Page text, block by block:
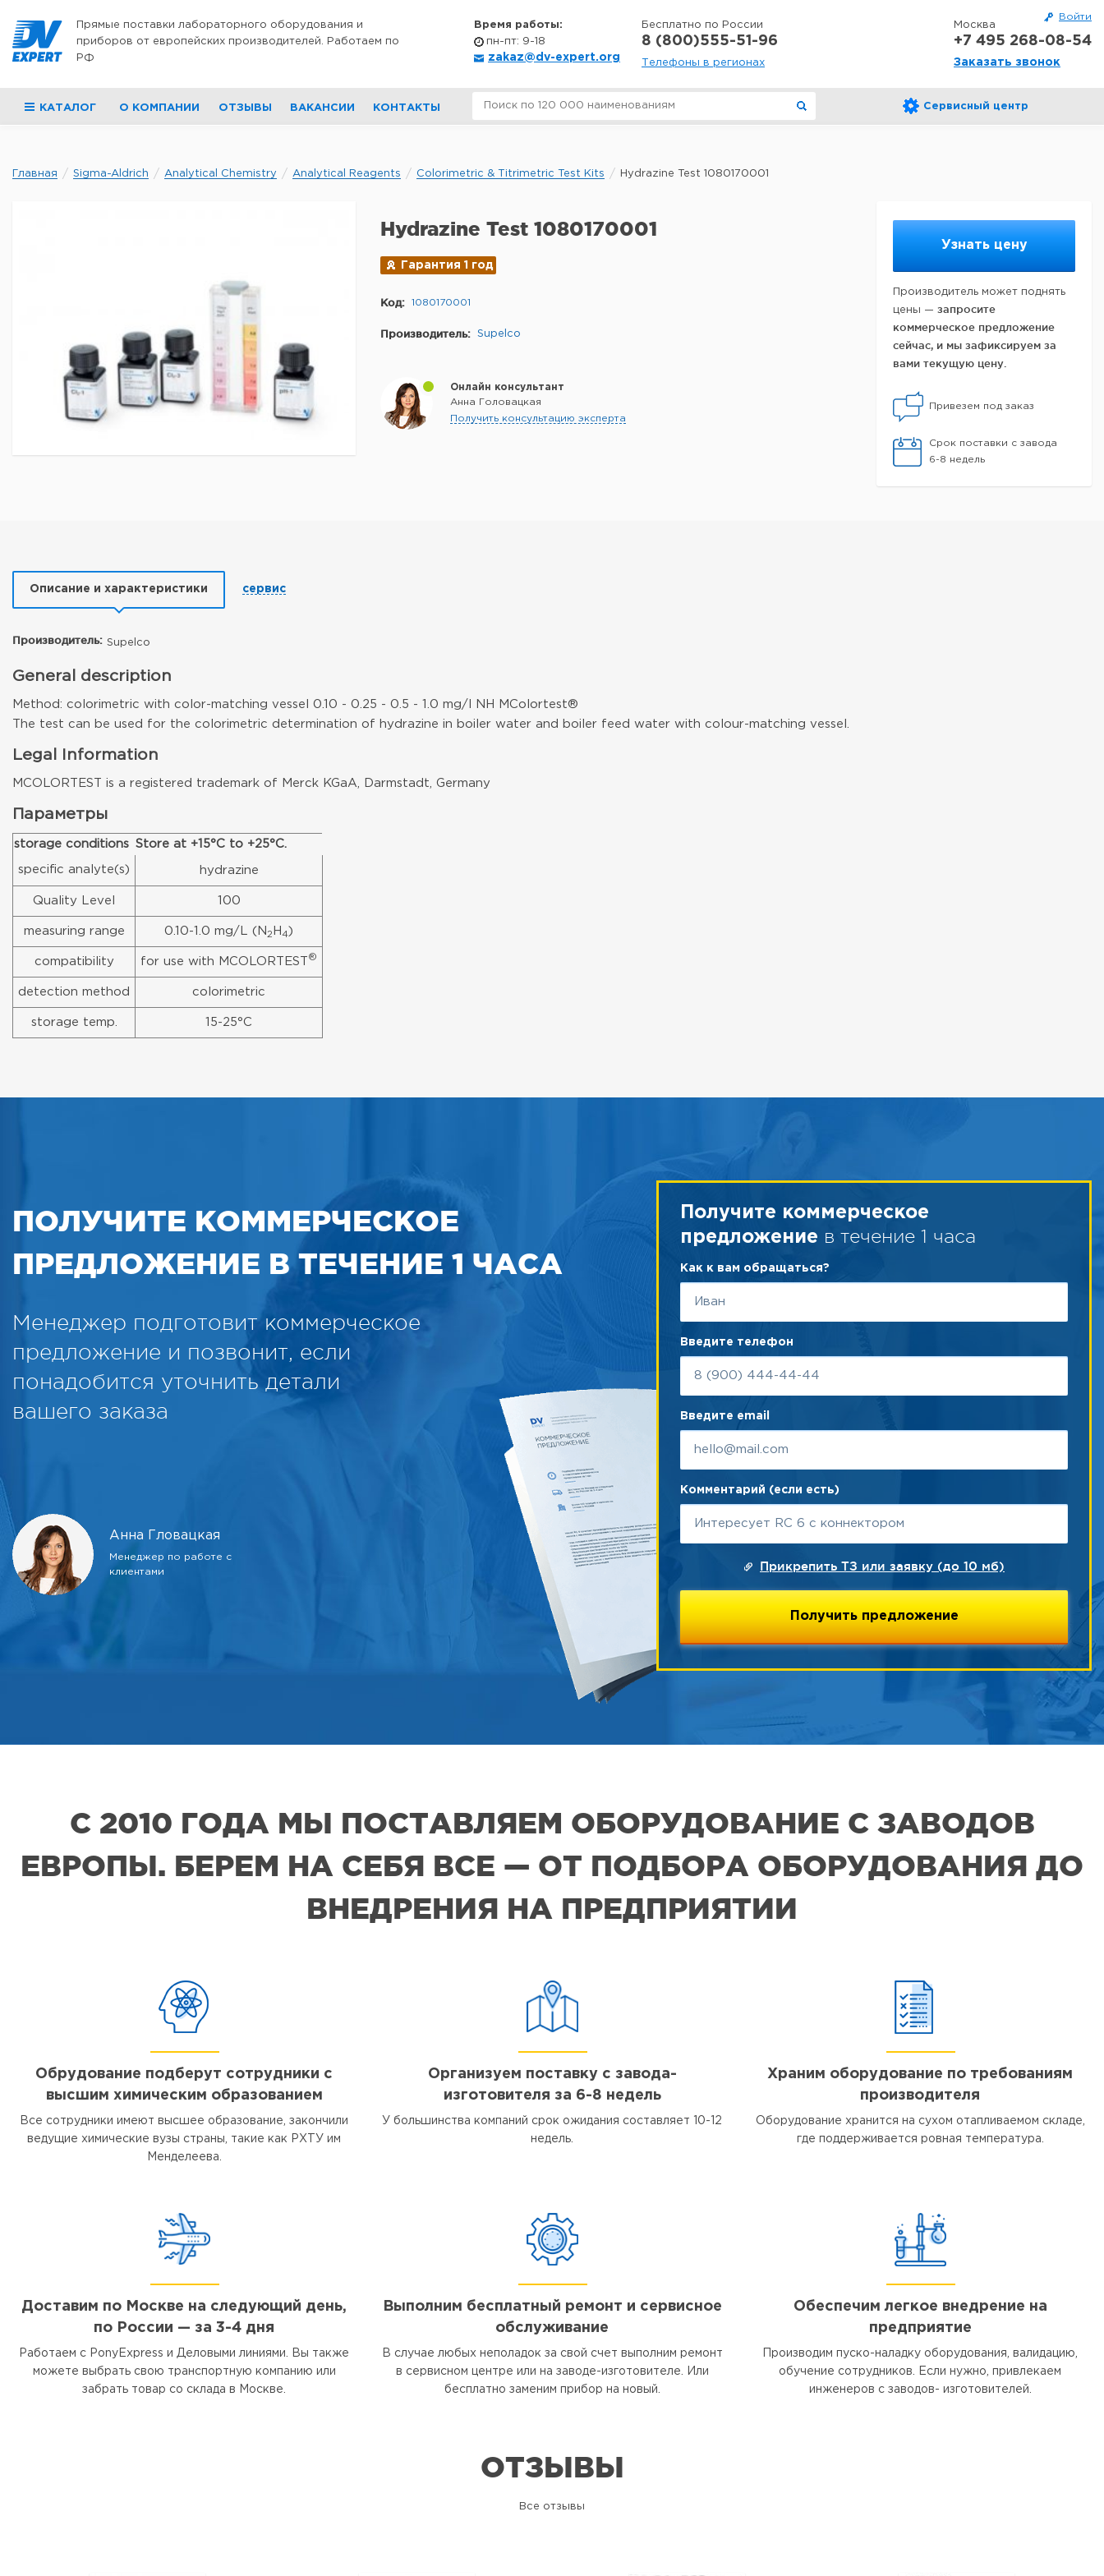
Войти
Прямые поставки лабораторного оборудования и
приборов от европейских производителей. Работаем по
РФ
Время работы:
пн-пт: 9-18
zakaz@dv-expert.org
Бесплатно по России
8 (800)555-51-96
Телефоны в регионах
Москва
+7 495 268-08-54
Заказать звонок
КАТАЛОГ О КОМПАНИИ ОТЗЫВЫ ВАКАНСИИ КОНТАКТЫ Сервисный центр
Главная Sigma-Aldrich Analytical Chemistry Analytical Reagents Colorimetric & Titrimetric Test Kits Hydrazine Test 1080170001
Узнать цену
Производитель может поднять
цены — запросите
коммерческое предложение
сейчас, и мы зафиксируем за
вами текущую цену.
Привезем под заказ
Срок поставки с завода
6-8 недель
Hydrazine Test 1080170001
Гарантия 1 год
Код: 1080170001
Производитель: Supelco
Онлайн консультант
Анна Головацкая
Получить консультацию эксперта
Описание и характеристики сервис
Производитель: Supelco
General description
Method: colorimetric with color-matching vessel 0.10 - 0.25 - 0.5 - 1.0 mg/l NH MColortest®
The test can be used for the colorimetric determination of hydrazine in boiler water and boiler feed water with colour-matching vessel.
Legal Information
MCOLORTEST is a registered trademark of Merck KGaA, Darmstadt, Germany
Параметры
storage conditions Store at +15°C to +25°C.
specific analyte(s) hydrazine
Quality Level 100
measuring range 0.10-1.0 mg/L (N 2 H 4)
compatibility for use with MCOLORTEST ®
detection method colorimetric
storage temp. 15-25°C
ПОЛУЧИТЕ КОММЕРЧЕСКОЕ
ПРЕДЛОЖЕНИЕ В ТЕЧЕНИЕ 1 ЧАСА
Менеджер подготовит коммерческое
предложение и позвонит, если
понадобится уточнить детали
вашего заказа
Анна Гловацкая
Менеджер по работе с
клиентами
Получите коммерческое
предложение в течение 1 часа
Как к вам обращаться?
Введите телефон
Введите email
Комментарий (если есть)
Прикрепить ТЗ или заявку (до 10 мб)
С 2010 ГОДА МЫ ПОСТАВЛЯЕМ ОБОРУДОВАНИЕ С ЗАВОДОВ
ЕВРОПЫ. БЕРЕМ НА СЕБЯ ВСЕ — ОТ ПОДБОРА ОБОРУДОВАНИЯ ДО
ВНЕДРЕНИЯ НА ПРЕДПРИЯТИИ
Обрудование подберут сотрудники с
высшим химическим образованием
Все сотрудники имеют высшее образование, закончили
ведущие химические вузы страны, такие как РХТУ им
Менделеева.
Организуем поставку с завода-
изготовителя за 6-8 недель
У большинства компаний срок ожидания составляет 10-12
недель.
Храним оборудование по требованиям
производителя
Оборудование хранится на сухом отапливаемом складе,
где поддерживается ровная температура.
Доставим по Москве на следующий день,
по России — за 3-4 дня
Работаем с PonyExpress и Деловыми линиями. Вы также
можете выбрать свою транспортную компанию или
забрать товар со склада в Москве.
Выполним бесплатный ремонт и сервисное
обслуживание
В случае любых неполадок за свой счет выполним ремонт
в сервисном центре или на заводе-изготовителе. Или
бесплатно заменим прибор на новый.
Обеспечим легкое внедрение на
предприятие
Производим пуско-наладку оборудования, валидацию,
обучение сотрудников. Если нужно, привлекаем
инженеров с заводов- изготовителей.
ОТЗЫВЫ
Все отзывы